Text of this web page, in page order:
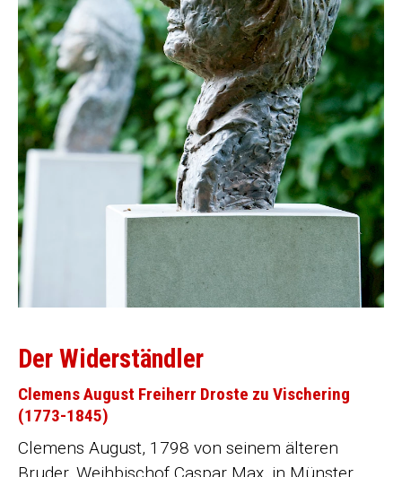
Der Widerständler
Clemens August Freiherr Droste zu Vischering
(1773-1845)
Clemens August, 1798 von seinem älteren